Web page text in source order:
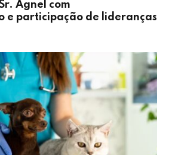
Agnel com
e participação de lideranças